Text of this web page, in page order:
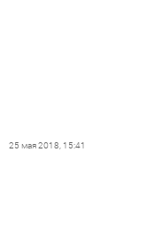
25 мая 2018, 15:41